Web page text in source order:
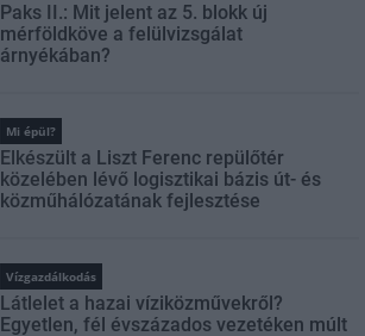
Paks II.: Mit jelent az 5. blokk új
mérföldköve a felülvizsgálat
árnyékában?
Mi épül?
Elkészült a Liszt Ferenc repülőtér
közelében lévő logisztikai bázis út- és
közműhálózatának fejlesztése
Vízgazdálkodás
Látlelet a hazai víziközművekről?
Egyetlen, fél évszázados vezetéken múlt